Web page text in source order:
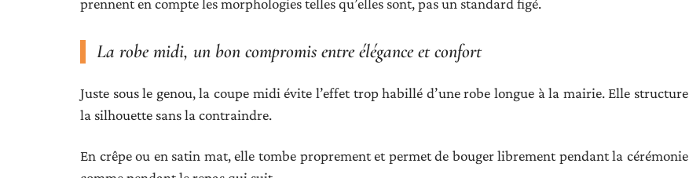
prennent en compte les morphologies telles qu’elles sont, pas un standard figé.
La robe midi, un bon compromis entre élégance et confort
Juste sous le genou, la coupe midi évite l’effet trop habillé d’une robe longue à la mairie. Elle structure
la silhouette sans la contraindre.
En crêpe ou en satin mat, elle tombe proprement et permet de bouger librement pendant la cérémonie